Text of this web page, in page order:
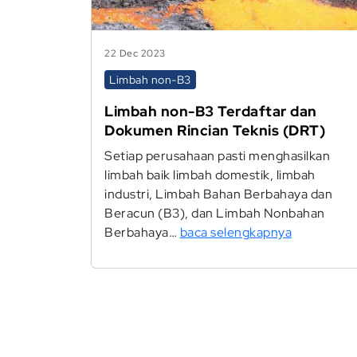
22 Dec 2023
Limbah non-B3
Limbah non-B3 Terdaftar dan
Dokumen Rincian Teknis (DRT)
Setiap perusahaan pasti menghasilkan
limbah baik limbah domestik, limbah
industri, Limbah Bahan Berbahaya dan
Beracun (B3), dan Limbah Nonbahan
Berbahaya… baca selengkapnya